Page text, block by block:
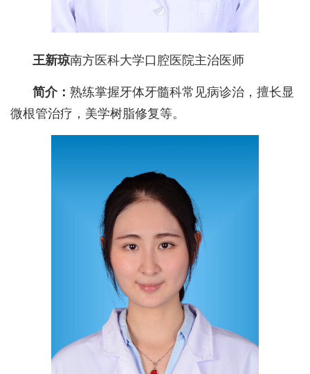
王新琼南方医科大学口腔医院主治医师
简介： 熟练掌握牙体牙髓科常见病诊治，擅长显
微根管治疗，美学树脂修复等。